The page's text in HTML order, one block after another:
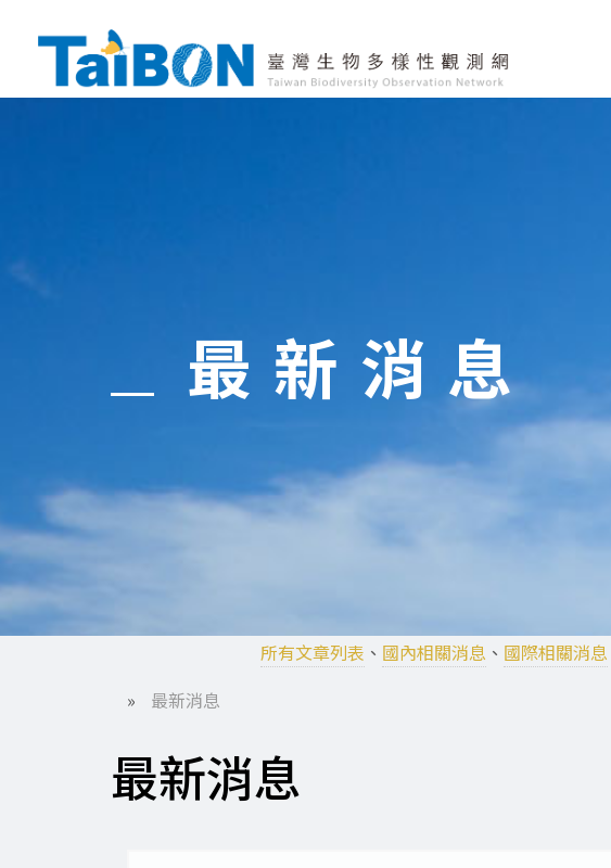
最新消息
所有文章列表 、 國內相關消息 、 國際相關消息
導
航
最新消息
最新消息